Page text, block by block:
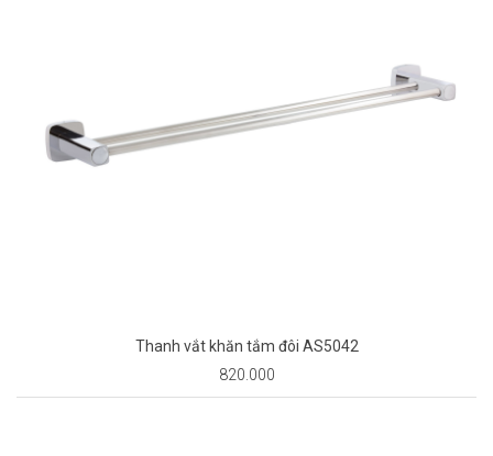
Thanh vắt khăn tắm đôi AS5042
820.000